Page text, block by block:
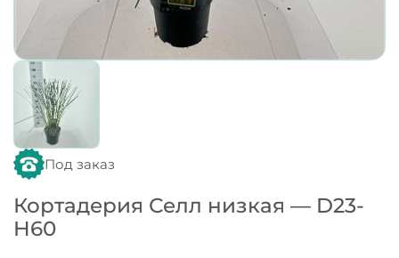
Под заказ
Кортадерия Селл низкая — D23-
H60